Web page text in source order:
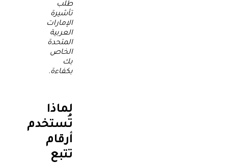
طلب
تأشيرة
الإمارات
العربية
المتحدة
الخاص
بك
بكفاءة.
لماذا
تُستخدم
أرقام
تتبع